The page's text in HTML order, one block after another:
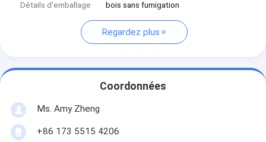
Détails d'emballage
bois sans fumigation
Regardez plus
Coordonnées
Ms. Amy Zheng
+86 173 5515 4206